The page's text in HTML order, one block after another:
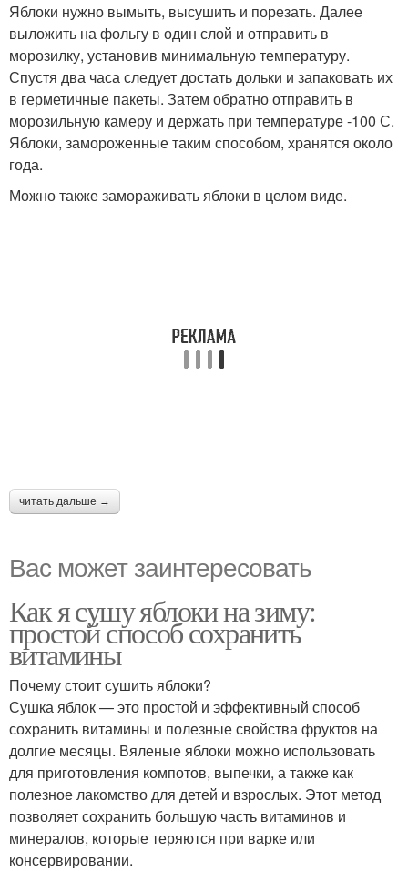
Яблоки нужно вымыть, высушить и порезать. Далее
выложить на фольгу в один слой и отправить в
морозилку, установив минимальную температуру.
Спустя два часа следует достать дольки и запаковать их
в герметичные пакеты. Затем обратно отправить в
морозильную камеру и держать при температуре -100 С.
Яблоки, замороженные таким способом, хранятся около
года.
Можно также замораживать яблоки в целом виде.
читать дальше →
Вас может заинтересовать
Как я сушу яблоки на зиму:
простой способ сохранить
витамины
Почему стоит сушить яблоки?
Сушка яблок — это простой и эффективный способ
сохранить витамины и полезные свойства фруктов на
долгие месяцы. Вяленые яблоки можно использовать
для приготовления компотов, выпечки, а также как
полезное лакомство для детей и взрослых. Этот метод
позволяет сохранить большую часть витаминов и
минералов, которые теряются при варке или
консервировании.